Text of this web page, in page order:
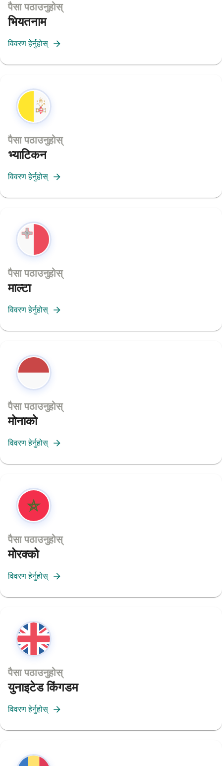
पैसा पठाउनुहोस्
भियतनाम
विवरण हेर्नुहोस्
पैसा पठाउनुहोस्
भ्याटिकन
विवरण हेर्नुहोस्
पैसा पठाउनुहोस्
माल्टा
विवरण हेर्नुहोस्
पैसा पठाउनुहोस्
मोनाको
विवरण हेर्नुहोस्
पैसा पठाउनुहोस्
मोरक्को
विवरण हेर्नुहोस्
पैसा पठाउनुहोस्
युनाइटेड किंगडम
विवरण हेर्नुहोस्